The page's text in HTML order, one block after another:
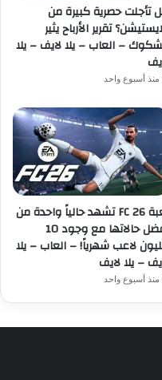
تأجلت حصرية كبيرة من
تقرير الأرباح يثير
– العاب – يلا لايف – يلا
منذ أسبوع واحد
لعبة FC 26 تشهد حالياً واحدة من
أفضل حالاتها مع وجود 10
لاعب شهرياً! – العاب – يلا
– يلا لايف
منذ أسبوع واحد